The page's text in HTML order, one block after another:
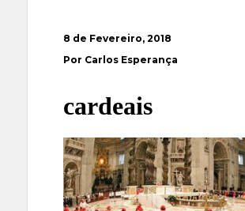
8 de Fevereiro, 2018
Por Carlos Esperança
cardeais